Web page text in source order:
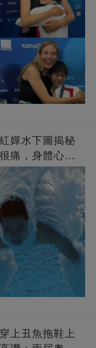
嬋水下圖揭秘
痛，身體心理
上丑魚拖鞋上